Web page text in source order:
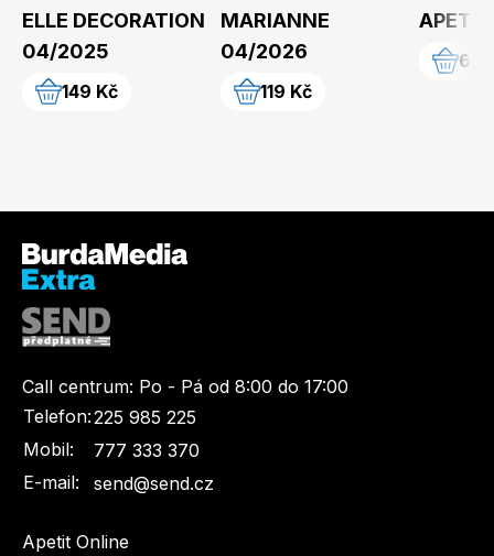
ELLE DECORATION
04/2025
149 Kč
MARIANNE
04/2026
119 Kč
69
Call centrum: Po - Pá od 8:00 do 17:00
Telefon:225 985 225
Mobil:
777 333 370
E-mail:
send@send.cz
Apetit Online